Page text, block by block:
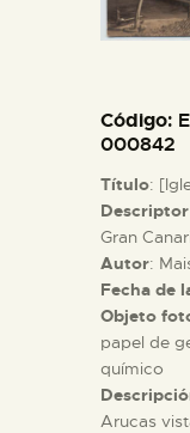
Código:
000842
Título:
Gran
Autor:
Fecha de
Objeto
papel de
químico
Arucas